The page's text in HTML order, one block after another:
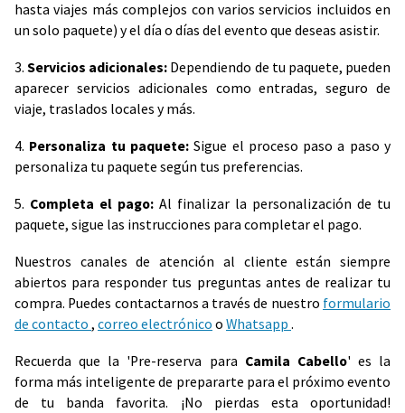
hasta viajes más complejos con varios servicios incluidos en
un solo paquete) y el día o días del evento que deseas asistir.
3.Servicios adicionales: Dependiendo de tu paquete, pueden
aparecer servicios adicionales como entradas, seguro de
viaje, traslados locales y más.
4. Personaliza tu paquete:Sigue el proceso paso a paso y
personaliza tu paquete según tus preferencias.
5. Completa el pago: Al finalizar la personalización de tu
paquete, sigue las instrucciones para completar el pago.
Nuestros canales de atención al cliente están siempre
abiertos para responder tus preguntas antes de realizar tu
compra. Puedes contactarnos a través de nuestro formulario
de contacto , correo electrónico o Whatsapp .
Recuerda que la 'Pre-reserva para Camila Cabello' es la
forma más inteligente de prepararte para el próximo evento
de tu banda favorita. ¡No pierdas esta oportunidad!